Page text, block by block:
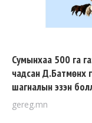
Сумынхаа 500 га
чадсан Д.Батмөнх
шагналын эзэн
gereg.mn